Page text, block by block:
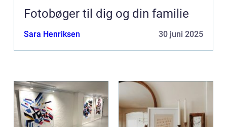
Fotobøger til dig og din familie
Sara Henriksen 30 juni 2025